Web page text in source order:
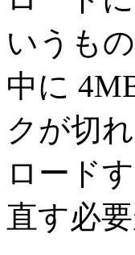
いうも
中に
クが切
ロード
直す必要